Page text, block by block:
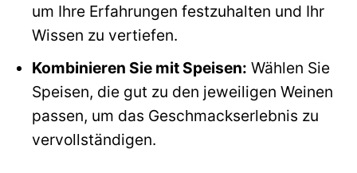
um Ihre Erfahrungen festzuhalten und Ihr
Wissen zu vertiefen.
Kombinieren Sie mit Speisen: Wählen Sie
Speisen, die gut zu den jeweiligen Weinen
passen, um das Geschmackserlebnis zu
vervollständigen.